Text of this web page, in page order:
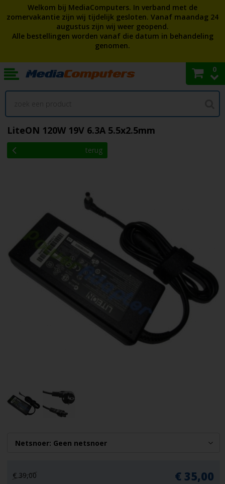
Welkom bij MediaComputers. In verband met de
zomervakantie zijn wij tijdelijk gesloten. Vanaf maandag 24
augustus zijn wij weer geopend.
Alle bestellingen worden vanaf die datum in behandeling
genomen.
0
LiteON 120W 19V 6.3A 5.5x2.5mm
terug
€ 39,00 € 35,00